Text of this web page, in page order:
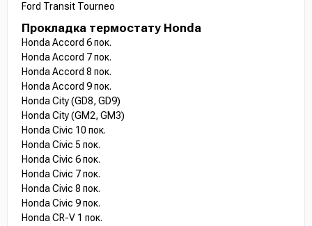
Ford Transit Tourneo
Прокладка термостату Honda
Honda Accord 6 пок.
Honda Accord 7 пок.
Honda Accord 8 пок.
Honda Accord 9 пок.
Honda City (GD8, GD9)
Honda City (GM2, GM3)
Honda Civic 10 пок.
Honda Civic 5 пок.
Honda Civic 6 пок.
Honda Civic 7 пок.
Honda Civic 8 пок.
Honda Civic 9 пок.
Honda CR-V 1 пок.